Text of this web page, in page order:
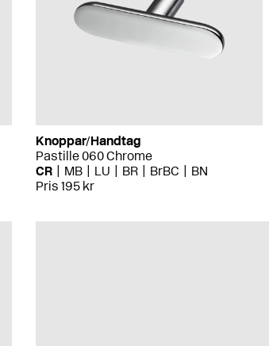
Knoppar/Handtag
Pastille 060 Chrome
CR
MB LU BR BrBC
BN
Pris 195 kr